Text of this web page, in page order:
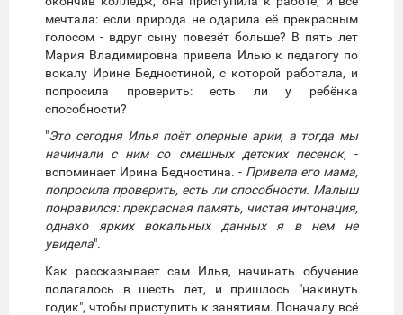
мечтала: если природа не одарила её прекрасным
голосом - вдруг сыну повезёт больше? В пять лет
Мария Владимировна привела Илью к педагогу по
вокалу Ирине Бедностиной, с которой работала, и
попросила проверить: есть ли у ребёнка
способности?
"Это сегодня Илья поёт оперные арии, а тогда мы
начинали с ним со смешных детских песенок,-
вспоминает Ирина Бедностина. - Привела его мама,
попросила проверить, есть ли способности. Малыш
понравился: прекрасная память, чистая интонация,
однако ярких вокальных данных я в нем не
увидела".
Как рассказывает сам Илья, начинать обучение
полагалось в шесть лет, и пришлось "накинуть
годик", чтобы приступить к занятиям. Поначалу всё